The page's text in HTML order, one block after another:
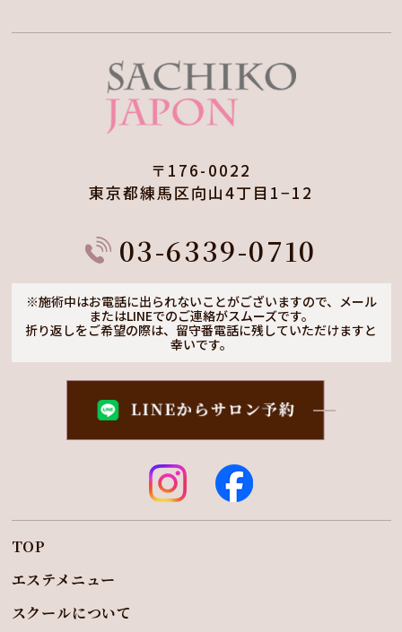
〒176-0022
東京都練馬区向山4丁目1−12
03-6339-0710
※施術中はお電話に出られないことがございますので、 メール
またはLINEでのご連絡がスムーズです。
折り返しをご希望の際は、留守番電話に残していただけますと
幸いです。
TOP
エステメニュー
スクールについて